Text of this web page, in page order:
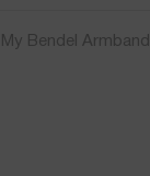
My Bendel